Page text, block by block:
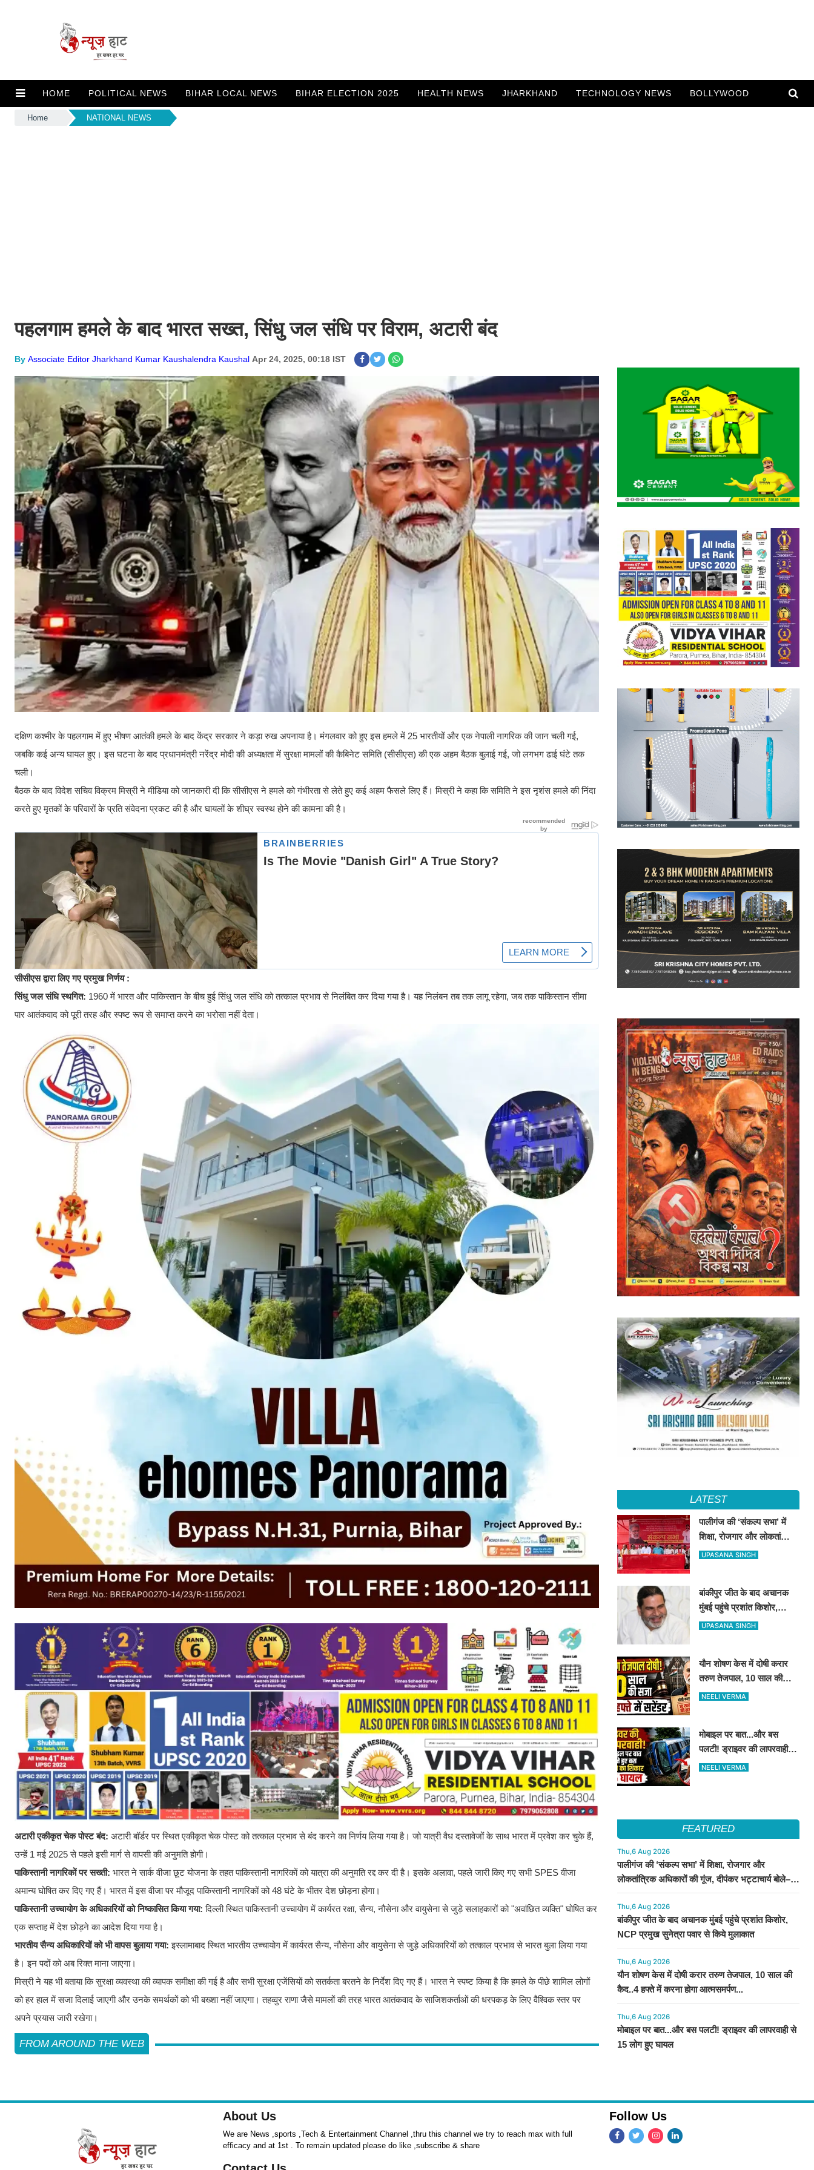
HOME POLITICAL NEWS BIHAR LOCAL NEWS BIHAR ELECTION 2025 HEALTH NEWS JHARKHAND TECHNOLOGY NEWS BOLLYWOOD
Home NATIONAL NEWS
पहलगाम हमले के बाद भारत सख्त, सिंधु जल संधि पर विराम, अटारी बंद
By Associate Editor Jharkhand Kumar Kaushalendra Kaushal Apr 24, 2025, 00:18 IST
दक्षिण कश्मीर के पहलगाम में हुए भीषण आतंकी हमले के बाद केंद्र सरकार ने कड़ा रुख अपनाया है। मंगलवार को हुए इस हमले में 25 भारतीयों और एक नेपाली नागरिक की जान चली गई,
जबकि कई अन्य घायल हुए। इस घटना के बाद प्रधानमंत्री नरेंद्र मोदी की अध्यक्षता में सुरक्षा मामलों की कैबिनेट समिति (सीसीएस) की एक अहम बैठक बुलाई गई, जो लगभग ढाई घंटे तक
चली।
बैठक के बाद विदेश सचिव विक्रम मिस्री ने मीडिया को जानकारी दी कि सीसीएस ने हमले को गंभीरता से लेते हुए कई अहम फैसले लिए हैं। मिस्री ने कहा कि समिति ने इस नृशंस हमले की निंदा
करते हुए मृतकों के परिवारों के प्रति संवेदना प्रकट की है और घायलों के शीघ्र स्वस्थ होने की कामना की है।
सीसीएस द्वारा लिए गए प्रमुख निर्णय :
सिंधु जल संधि स्थगित: 1960 में भारत और पाकिस्तान के बीच हुई सिंधु जल संधि को तत्काल प्रभाव से निलंबित कर दिया गया है। यह निलंबन तब तक लागू रहेगा, जब तक पाकिस्तान सीमा
पार आतंकवाद को पूरी तरह और स्पष्ट रूप से समाप्त करने का भरोसा नहीं देता।
अटारी एकीकृत चेक पोस्ट बंद: अटारी बॉर्डर पर स्थित एकीकृत चेक पोस्ट को तत्काल प्रभाव से बंद करने का निर्णय लिया गया है। जो यात्री वैध दस्तावेजों के साथ भारत में प्रवेश कर चुके हैं,
उन्हें 1 मई 2025 से पहले इसी मार्ग से वापसी की अनुमति होगी।
पाकिस्तानी नागरिकों पर सख्ती: भारत ने सार्क वीजा छूट योजना के तहत पाकिस्तानी नागरिकों को यात्रा की अनुमति रद्द कर दी है। इसके अलावा, पहले जारी किए गए सभी SPES वीजा
अमान्य घोषित कर दिए गए हैं। भारत में इस वीजा पर मौजूद पाकिस्तानी नागरिकों को 48 घंटे के भीतर देश छोड़ना होगा।
पाकिस्तानी उच्चायोग के अधिकारियों को निष्कासित किया गया: दिल्ली स्थित पाकिस्तानी उच्चायोग में कार्यरत रक्षा, सैन्य, नौसेना और वायुसेना से जुड़े सलाहकारों को "अवांछित व्यक्ति" घोषित कर
एक सप्ताह में देश छोड़ने का आदेश दिया गया है।
भारतीय सैन्य अधिकारियों को भी वापस बुलाया गया: इस्लामाबाद स्थित भारतीय उच्चायोग में कार्यरत सैन्य, नौसेना और वायुसेना से जुड़े अधिकारियों को तत्काल प्रभाव से भारत बुला लिया गया
है। इन पदों को अब रिक्त माना जाएगा।
मिस्री ने यह भी बताया कि सुरक्षा व्यवस्था की व्यापक समीक्षा की गई है और सभी सुरक्षा एजेंसियों को सतर्कता बरतने के निर्देश दिए गए हैं। भारत ने स्पष्ट किया है कि हमले के पीछे शामिल लोगों
को हर हाल में सजा दिलाई जाएगी और उनके समर्थकों को भी बख्शा नहीं जाएगा। तहव्वुर राणा जैसे मामलों की तरह भारत आतंकवाद के साजिशकर्ताओं की धरपकड़ के लिए वैश्विक स्तर पर
अपने प्रयास जारी रखेगा।
FROM AROUND THE WEB
LATEST
पालीगंज की ‘संकल्प सभा’ में
शिक्षा, रोजगार और लोकतांत्रिक
अधिकारों की गूंज, दीपंकर
UPASANA SINGH
बांकीपुर जीत के बाद अचानक
मुंबई पहुंचे प्रशांत किशोर,
NCP प्रमुख सुनेत्रा पवार से
UPASANA SINGH
यौन शोषण केस में दोषी करार
तरुण तेजपाल, 10 साल की
कैद..4 हफ्ते में करना होगा
NEELI VERMA
मोबाइल पर बात...और बस
पलटी! ड्राइवर की लापरवाही से
15 लोग हुए घायल
NEELI VERMA
FEATURED
Thu,6 Aug 2026
पालीगंज की ‘संकल्प सभा’ में शिक्षा, रोजगार और
लोकतांत्रिक अधिकारों की गूंज, दीपंकर भट्टाचार्य बोले–
युवाओं के संघर्ष के साथ है माले
Thu,6 Aug 2026
बांकीपुर जीत के बाद अचानक मुंबई पहुंचे प्रशांत किशोर,
NCP प्रमुख सुनेत्रा पवार से किये मुलाकात
Thu,6 Aug 2026
यौन शोषण केस में दोषी करार तरुण तेजपाल, 10 साल की
कैद..4 हफ्ते में करना होगा आत्मसमर्पण...
Thu,6 Aug 2026
मोबाइल पर बात...और बस पलटी! ड्राइवर की लापरवाही से
15 लोग हुए घायल
About Us
We are News ,sports ,Tech & Entertainment Channel ,thru this channel we try to reach max with full
efficacy and at 1st . To remain updated please do like ,subscribe & share
Follow Us